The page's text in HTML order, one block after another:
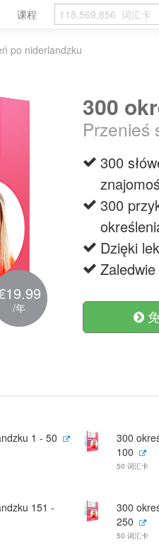
课程
po niderlandzku
/年
300
Przenieś
300
300
Dzięki
1 - 50
300
100
50 词汇卡
151 -
300
250
50 词汇卡